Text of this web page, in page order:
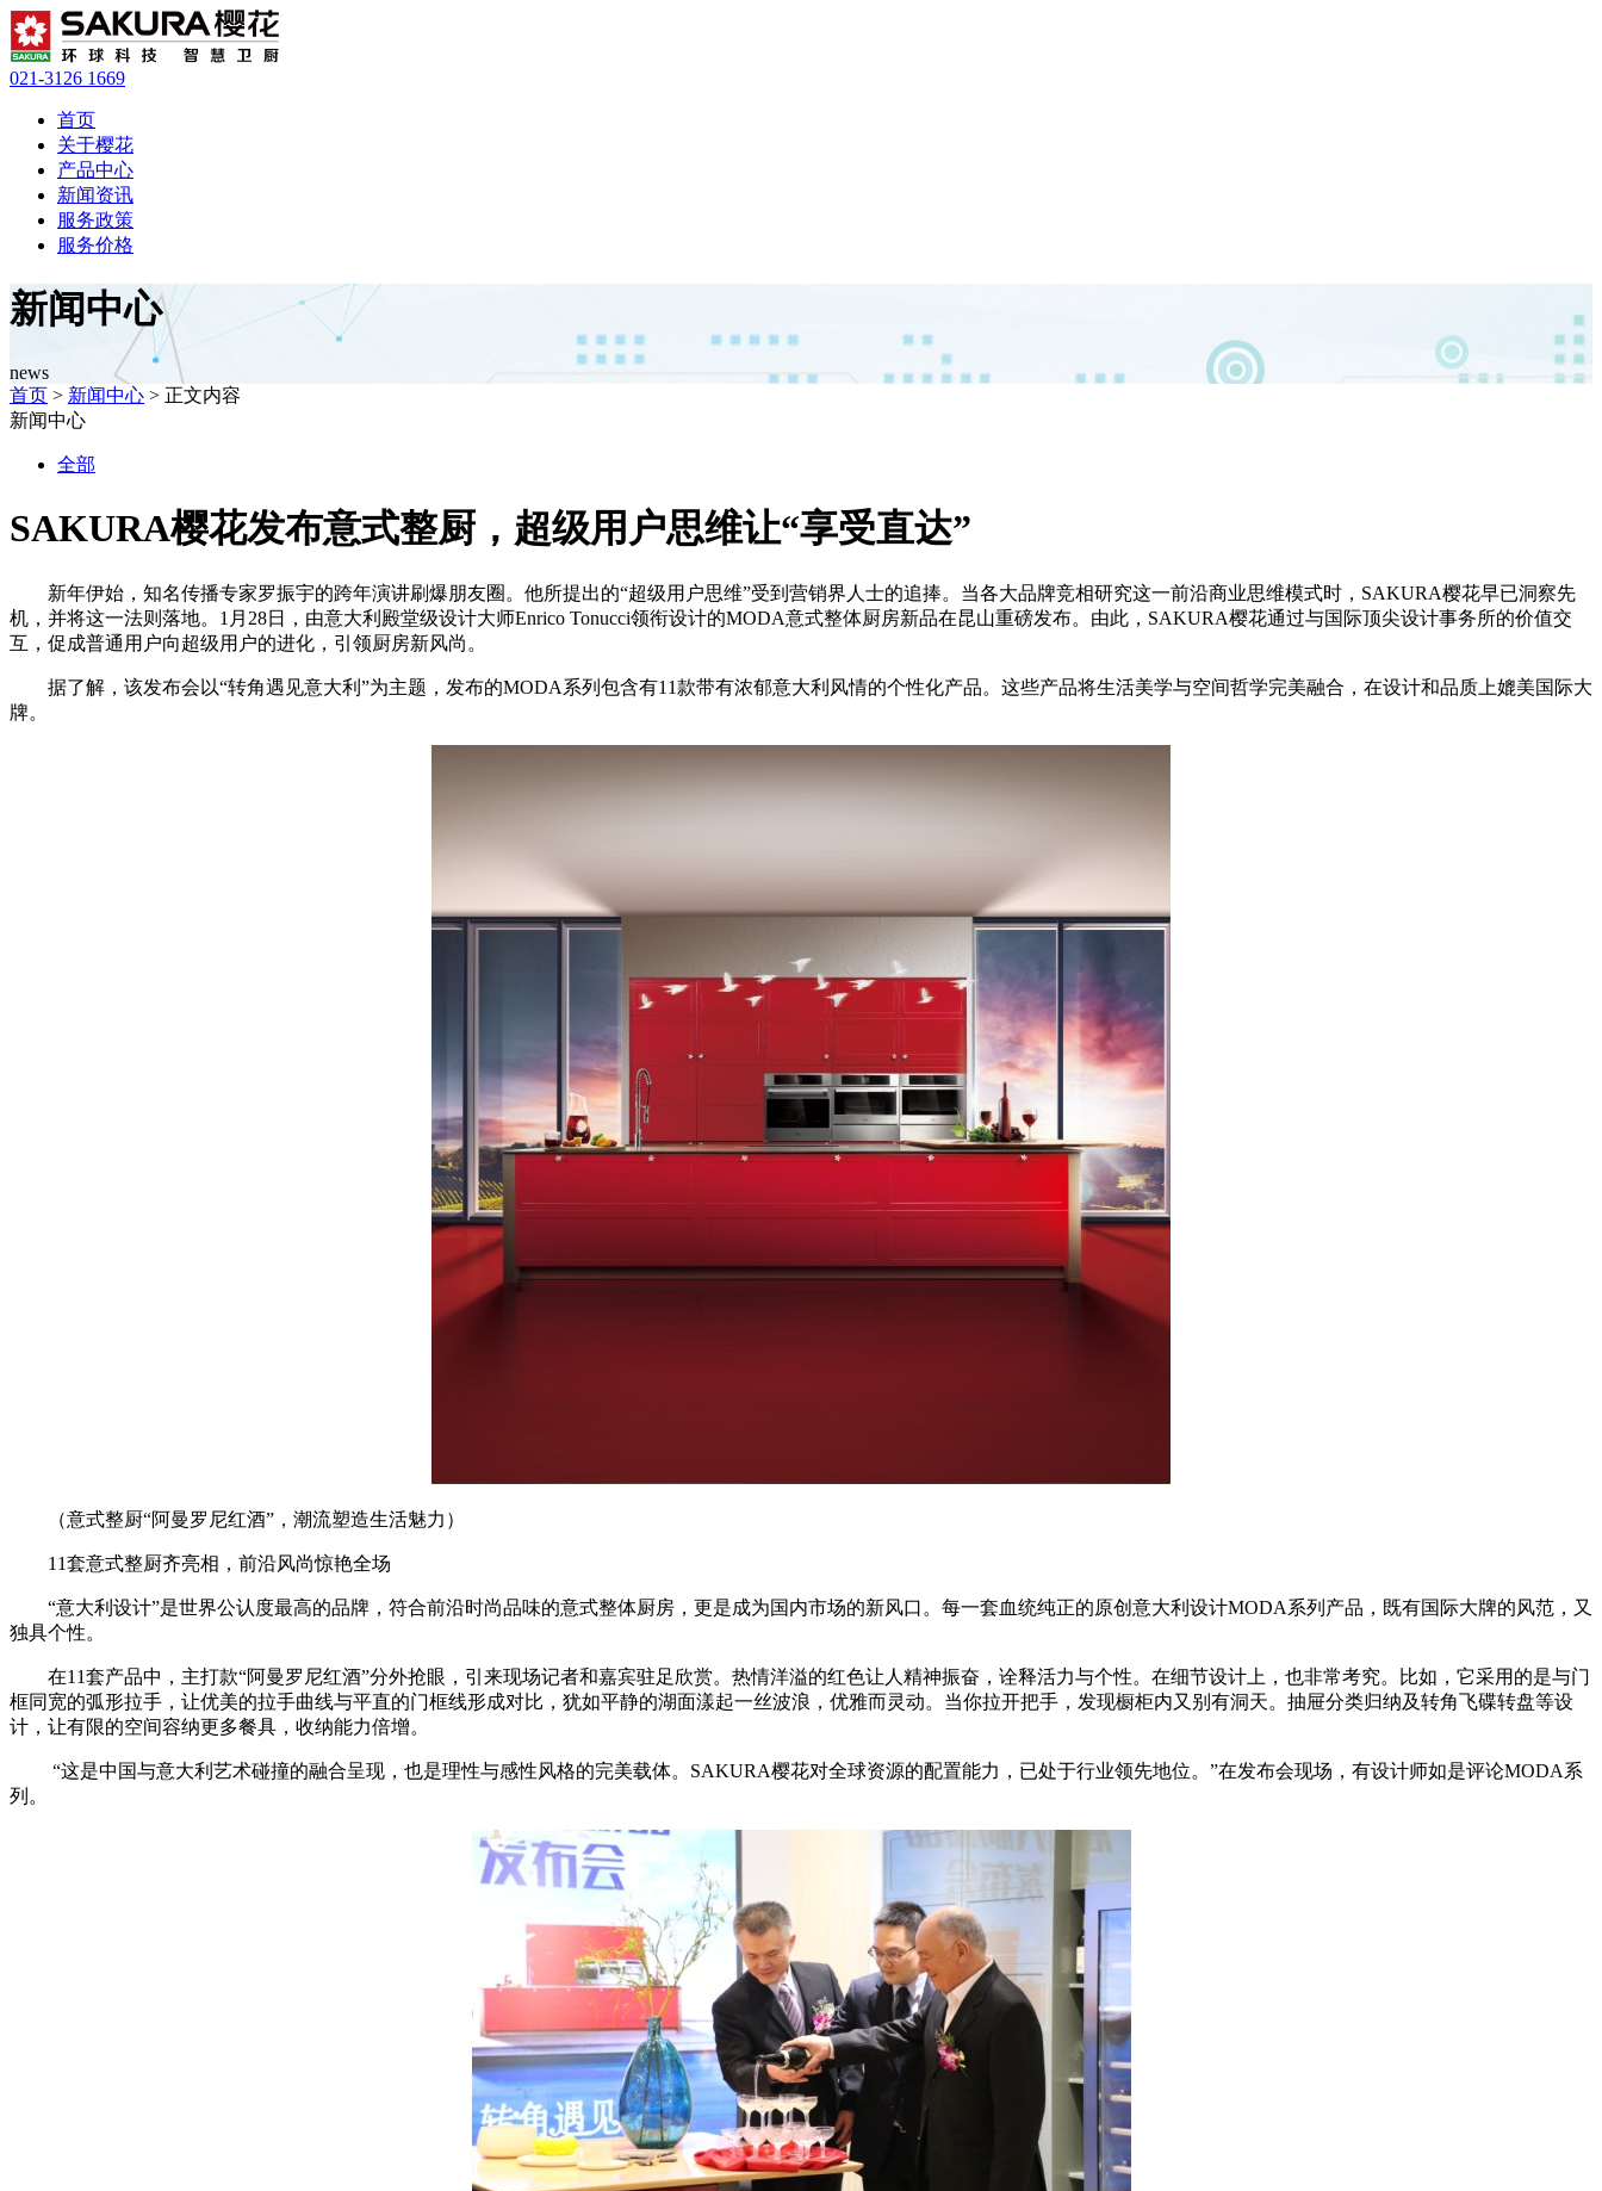
021-3126 1669
首页
关于樱花
产品中心
新闻资讯
服务政策
服务价格
新闻中心
news
首页 > 新闻中心 > 正文内容
新闻中心
全部
SAKURA樱花发布意式整厨，超级用户思维让“享受直达”
新年伊始，知名传播专家罗振宇的跨年演讲刷爆朋友圈。他所提出的“超级用户思维”受到营销界人士的追捧。当各大品牌竞相研究这一前沿商业思维模式时，SAKURA樱花早已洞察先
机，并将这一法则落地。1月28日，由意大利殿堂级设计大师Enrico Tonucci领衔设计的MODA意式整体厨房新品在昆山重磅发布。由此，SAKURA樱花通过与国际顶尖设计事务所的价值交
互，促成普通用户向超级用户的进化，引领厨房新风尚。
据了解，该发布会以“转角遇见意大利”为主题，发布的MODA系列包含有11款带有浓郁意大利风情的个性化产品。这些产品将生活美学与空间哲学完美融合，在设计和品质上媲美国际大
牌。
（意式整厨“阿曼罗尼红酒”，潮流塑造生活魅力）
11套意式整厨齐亮相，前沿风尚惊艳全场
“意大利设计”是世界公认度最高的品牌，符合前沿时尚品味的意式整体厨房，更是成为国内市场的新风口。每一套血统纯正的原创意大利设计MODA系列产品，既有国际大牌的风范，又
独具个性。
在11套产品中，主打款“阿曼罗尼红酒”分外抢眼，引来现场记者和嘉宾驻足欣赏。热情洋溢的红色让人精神振奋，诠释活力与个性。在细节设计上，也非常考究。比如，它采用的是与门
框同宽的弧形拉手，让优美的拉手曲线与平直的门框线形成对比，犹如平静的湖面漾起一丝波浪，优雅而灵动。当你拉开把手，发现橱柜内又别有洞天。抽屉分类归纳及转角飞碟转盘等设
计，让有限的空间容纳更多餐具，收纳能力倍增。
“这是中国与意大利艺术碰撞的融合呈现，也是理性与感性风格的完美载体。SAKURA樱花对全球资源的配置能力，已处于行业领先地位。”在发布会现场，有设计师如是评论MODA系
列。